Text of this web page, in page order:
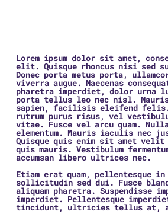
Lorem ipsum dolor sit amet,
elit. Quisque rhoncus nisi sed
Donec porta metus porta,
viverra augue. Maecenas
pharetra imperdiet, dolor urna
porta tellus leo nec nisl.
sapien, facilisis eleifend felis.
rutrum purus risus, vel vestibulum
vitae. Fusce vel arcu quam.
elementum. Mauris iaculis nec
Quisque quis enim sit amet velit
quis mauris. Vestibulum
accumsan libero ultrices nec.
Etiam erat quam, pellentesque in
sollicitudin sed dui. Fusce
aliquam pharetra. Suspendisse
imperdiet. Pellentesque imperdiet
tincidunt, ultricies tellus at,